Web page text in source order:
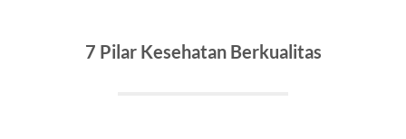
7 Pilar Kesehatan Berkualitas